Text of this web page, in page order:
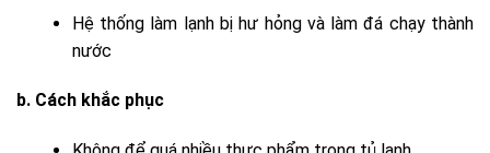
Hệ thống làm lạnh bị hư hỏng và làm đá chạy thành
nước
b. Cách khắc phục